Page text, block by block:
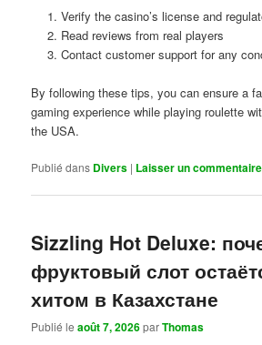
Verify the casino’s license and
Read reviews from real players
Contact customer support for any
By following these tips, you can ensure a
gaming experience while playing roulette
the USA.
Publié dans Divers | Laisser un commentaire
Sizzling Hot Deluxe:
фруктовый слот
хитом в Казахстане
Publié leaoût 7, 2026parThomas